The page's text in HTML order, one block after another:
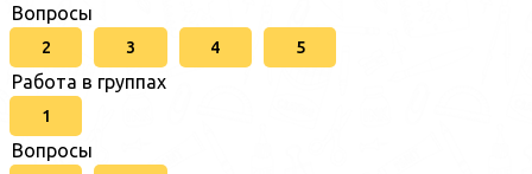
Вопросы
2 3 4 5
Работа в группах
1
Вопросы